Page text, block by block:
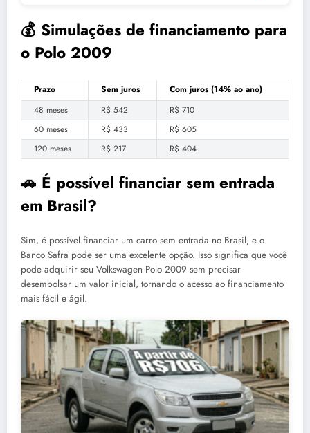
💰 Simulações de financiamento para
o Polo 2009
Prazo Sem juros
Com juros (14% ao ano)
48 meses
R$ 542
R$ 710
60 meses
R$ 433
R$ 605
120 meses
R$ 217 R$ 404
🚗 É possível financiar sem entrada
em Brasil?
Sim, é possível financiar um carro sem entrada no Brasil, e o
Banco Safra pode ser uma excelente opção. Isso significa que você
pode adquirir seu Volkswagen Polo 2009 sem precisar
desembolsar um valor inicial, tornando o acesso ao financiamento
mais fácil e ágil.